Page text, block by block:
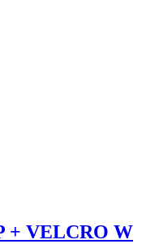
+ VELCRO W